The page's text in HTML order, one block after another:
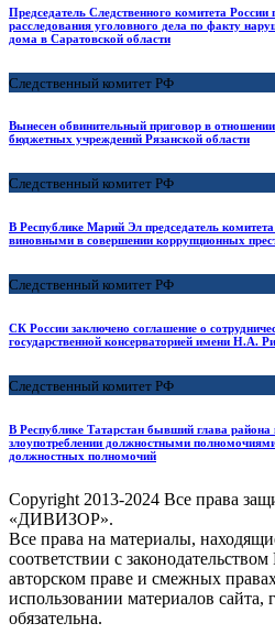
Председатель Следственного комитета
расследования уголовного дела по факту
дома в Саратовской области
Следственный комитет РФ
Вынесен обвинительный приговор в
бюджетных учреждений Рязанской области
Следственный комитет РФ
В Республике Марий Эл председатель
виновными в совершении коррупционных
Следственный комитет РФ
СК России заключено соглашение о
государственной консерваторией имени Н.А.
Следственный комитет РФ
В Республике Татарстан бывший глава
злоупотреблении должностными
должностных полномочий
Copyright 2013-2024 Все права
«ДИВИЗОР».
Все права на материалы,
соответствии с
авторском праве и смежных
использовании материалов сайта,
обязательна.